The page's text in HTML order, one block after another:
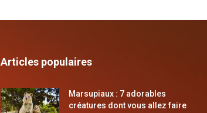
Articles populaires
Marsupiaux : 7 adorables
créatures dont vous allez faire